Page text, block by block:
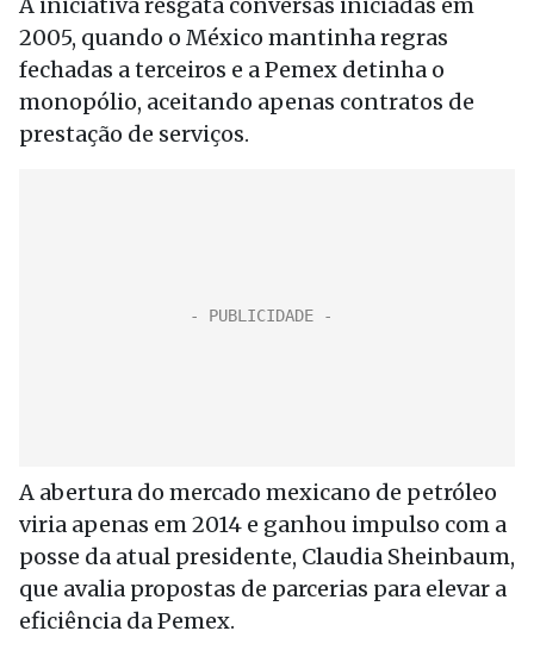
2005, quando o México mantinha regras
fechadas a terceiros e a Pemex detinha o
monopólio, aceitando apenas contratos de
prestação de serviços.
A abertura do mercado mexicano de petróleo
viria apenas em 2014 e ganhou impulso com a
posse da atual presidente, Claudia Sheinbaum,
que avalia propostas de parcerias para elevar a
eficiência da Pemex.